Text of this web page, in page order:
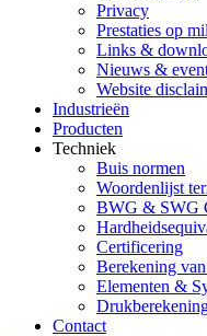
Privacy
Prestaties op
Links &
Nieuws &
Website
Industrieën
Producten
Techniek
Buis normen
Woordenlijst
BWG & SWG
Certificering
Berekening
Elementen &
Contact